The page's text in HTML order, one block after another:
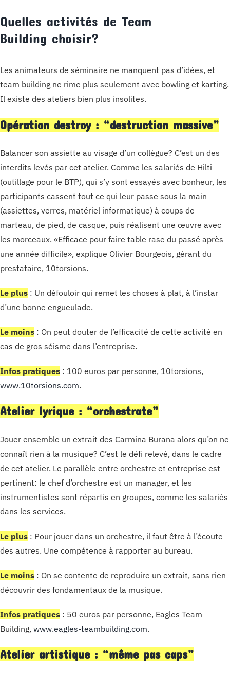
Quelles activités de Team
Building choisir?
Les animateurs de séminaire ne manquent pas d’idées, et
team building ne rime plus seulement avec bowling et karting.
Il existe des ateliers bien plus insolites.
Opération destroy : “destruction massive”
Balancer son assiette au visage d’un collègue? C’est un des
interdits levés par cet atelier. Comme les salariés de Hilti
(outillage pour le BTP), qui s’y sont essayés avec bonheur, les
participants cassent tout ce qui leur passe sous la main
(assiettes, verres, matériel informatique) à coups de
marteau, de pied, de casque, puis réalisent une œuvre avec
les morceaux. «Efficace pour faire table rase du passé après
une année difficile», explique Olivier Bourgeois, gérant du
prestataire, 10torsions.
Le plus: Un défouloir qui remet les choses à plat, à l’instar
d’une bonne engueulade.
Le moins: On peut douter de l’efficacité de cette activité en
cas de gros séisme dans l’entreprise.
Infos pratiques: 100 euros par personne, 10torsions,
www.10torsions.com.
Atelier lyrique : “orchestrate”
Jouer ensemble un extrait des Carmina Burana alors qu’on ne
connaît rien à la musique? C’est le défi relevé, dans le cadre
de cet atelier. Le parallèle entre orchestre et entreprise est
pertinent: le chef d’orchestre est un manager, et les
instrumentistes sont répartis en groupes, comme les salariés
dans les services.
Le plus: Pour jouer dans un orchestre, il faut être à l’écoute
des autres. Une compétence à rapporter au bureau.
Le moins: On se contente de reproduire un extrait, sans rien
découvrir des fondamentaux de la musique.
Infos pratiques: 50 euros par personne, Eagles Team
Building, www.eagles-teambuilding.com.
Atelier artistique : “même pas caps”